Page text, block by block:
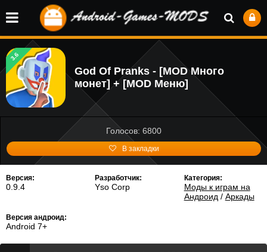
3.6
God Of Pranks - [MOD Много
монет] + [MOD Меню]
Голосов: 6800
В закладки
Версия:
0.9.4
Разработчик:
Yso Corp
Категория:
Моды к играм на
Андроид / Аркады
Версия андроид:
Android 7+